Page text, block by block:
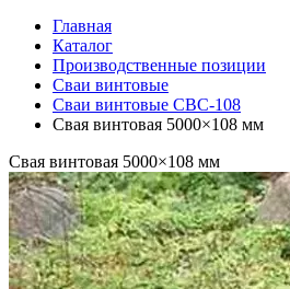
Главная
Каталог
Производственные позиции
Сваи винтовые
Сваи винтовые СВС-108
Свая винтовая 5000×108 мм
Свая винтовая 5000×108 мм